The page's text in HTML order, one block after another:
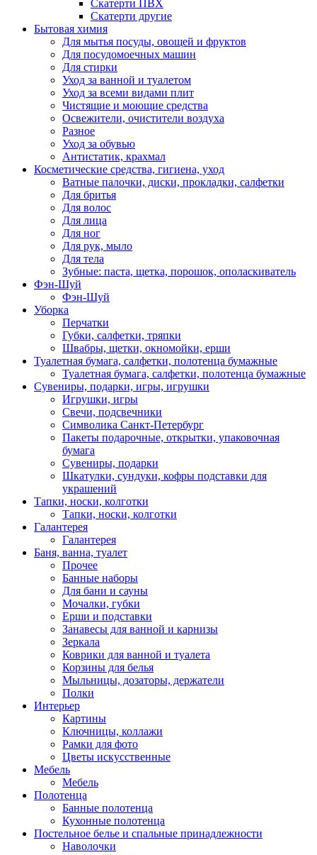
Скатерти ПВХ
Скатерти другие
Бытовая химия
Для мытья посуды, овощей и фруктов
Для посудомоечных машин
Для стирки
Уход за ванной и туалетом
Уход за всеми видами плит
Чистящие и моющие средства
Освежители, очистители воздуха
Разное
Уход за обувью
Антистатик, крахмал
Косметические средства, гигиена, уход
Ватные палочки, диски, прокладки, салфетки
Для бритья
Для волос
Для лица
Для ног
Для рук, мыло
Для тела
Зубные: паста, щетка, порошок, ополаскиватель
Фэн-Шуй
Фэн-Шуй
Уборка
Перчатки
Губки, салфетки, тряпки
Швабры, щетки, окномойки, ерши
Туалетная бумага, салфетки, полотенца бумажные
Туалетная бумага, салфетки, полотенца бумажные
Сувениры, подарки, игры, игрушки
Игрушки, игры
Свечи, подсвечники
Символика Санкт-Петербург
Пакеты подарочные, открытки, упаковочная
бумага
Сувениры, подарки
Шкатулки, сундуки, кофры подставки для
украшений
Тапки, носки, колготки
Тапки, носки, колготки
Галантерея
Галантерея
Баня, ванна, туалет
Прочее
Банные наборы
Для бани и сауны
Мочалки, губки
Ерши и подставки
Занавесы для ванной и карнизы
Зеркала
Коврики для ванной и туалета
Корзины для белья
Мыльницы, дозаторы, держатели
Полки
Интерьер
Картины
Ключницы, коллажи
Рамки для фото
Цветы искусственные
Мебель
Мебель
Полотенца
Банные полотенца
Кухонные полотенца
Постельное белье и спальные принадлежности
Наволочки